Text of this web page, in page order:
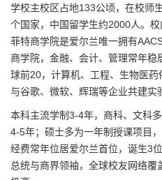
学校主校区占地133公顷，在校师
个国家，中国留学生约2000人。
菲特商学院是爱尔兰唯一拥有
商学院，金融、会计、管理常年
球前20，计算机、工程、生物医药
与谷歌、微软、辉瑞等企业共建实
本科主流学制3-4年，商科、文科
4-5年；硕士多为一年制授课项目
经费常年位居爱尔兰首位，诞生3
总统与商界领袖，全球校友网络